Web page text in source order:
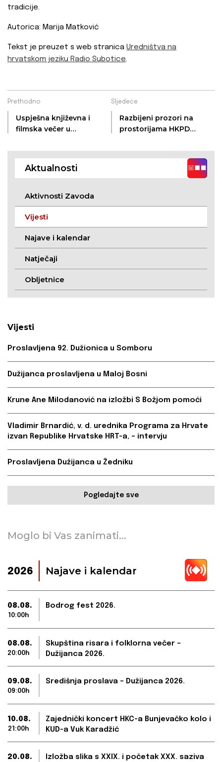
tradicije.
Autorica: Marija Matković
Tekst je preuzet s web stranica Uredništva na
hrvatskom jeziku Radio Subotice.
Prethodno
Uspješna književna i
filmska večer u
Sljedeće
Razbijeni prozori na
prostorijama HKPD
Petrovaradinu
Aktualnosti
Aktivnosti Zavoda
Vijesti
Najave i kalendar
Natječaji
Obljetnice
Vijesti
Proslavljena 92. Dužionica u Somboru
Dužijanca proslavljena u Maloj Bosni
Krune Ane Milodanović na izložbi S Božjom pomoći
Vladimir Brnardić, v. d. urednika Programa za Hrvate
izvan Republike Hrvatske HRT-a, – intervju
Proslavljena Dužijanca u Žedniku
Pogledajte sve
Moglo bi Vas zanimati...
2026 Najave i kalendar
08.08.
10:00h
Bodrog fest 2026.
08.08.
20:00h
Skupština risara i folklorna večer –
Dužijanca 2026.
09.08.
09:00h
Središnja proslava – Dužijanca 2026.
10.08.
21:00h
Zajednički koncert HKC-a Bunjevačko kolo i
KUD-a Vuk Karadžić
20.08.
Izložba slika s XXIX. i početak XXX. saziva